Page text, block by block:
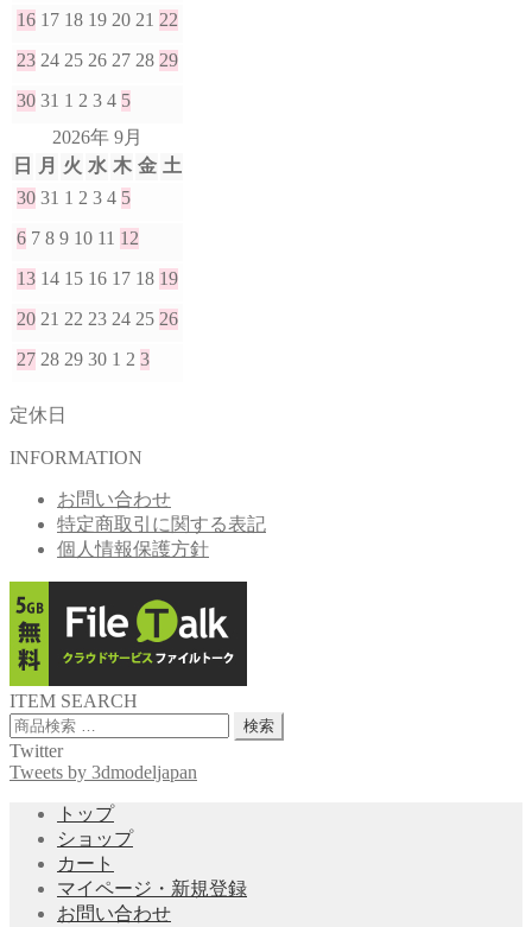
16 17 18 19 20 21 22
23 24 25 26 27 28 29
30 31 1 2 3 4 5
2026年 9月
日
月 火 水 木 金 土
30 31 1 2 3 4 5
6 7 8 9 10 11 12
13 14 15 16 17 18 19
20 21 22 23 24 25 26
27 28 29 30 1 2 3
定休日
INFORMATION
お問い合わせ
特定商取引に関する表記
個人情報保護方針
ITEM SEARCH
検
索
対
検索
Twitter
Tweets by 3dmodeljapan
トップ
ショップ
カート
マイページ・新規登録
お問い合わせ